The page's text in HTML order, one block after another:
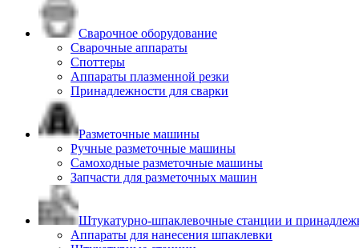
Сварочное оборудование
Сварочные аппараты
Споттеры
Аппараты плазменной резки
Принадлежности для сварки
Разметочные машины
Ручные разметочные машины
Самоходные разметочные машины
Запчасти для разметочных машин
Штукатурно-шпаклевочные станции и
Аппараты для нанесения шпаклевки